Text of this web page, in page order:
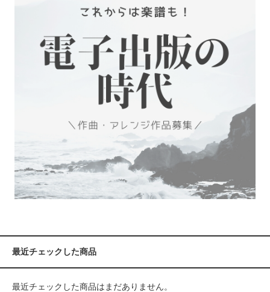
最近チェックした商品
最近チェックした商品はまだありません。